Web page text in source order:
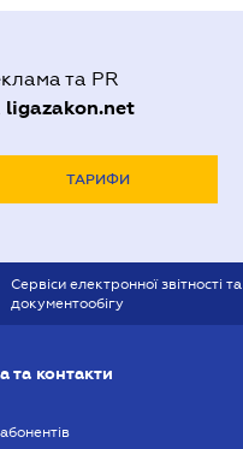
та PR
ligazakon.net
ТАРИФИ
Сервіси електронної звітності та
документообігу
та контакти